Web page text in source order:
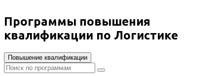
Программы повышения
квалификации по Логистике
Повышение квалификации